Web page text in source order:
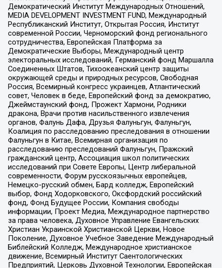
Демократический Институт Международных Отношений,
MEDIA DEVELOPMENT INVESTMENT FUND, Международный
Республиканский Институт, Открытая Россия, Институт
современной России, Черноморский фонд регионального
сотрудничества, Европейская Платформа за
Демократические Выборы, Международный центр
электоральных исследований, Германский фонд Маршалла
Соединенных Штатов, Тихоокеанский центр защиты
окружающей среды и природных ресурсов, Свободная
Россия, Всемирный конгресс украинцев, Атлантический
совет, Человек в беде, Европейский фонд за демократию,
Джеймстаунский фонд, Прожект Хармони, Родники
дракона, Врачи против насильственного извлечения
органов, Фалунь Дафа, Друзья Фалуньгун, Фалуньгун,
Коалиция по расследованию преследования в отношении
Фалуньгун в Китае, Всемирная организация по
расследованию преследований Фалуньгун, Пражский
гражданский центр, Ассоциация школ политических
исследований при Совете Европы, Центр либеральной
современности, Форум русскоязычных европейцев,
Немецко-русский обмен, Бард колледж, Европейский
выбор, Фонд Ходорковского, Оксфордский российский
фонд, Фонд Будущее России, Компания свободы
информации, Проект Медиа, Международное партнерство
за права человека, Духовное Управление Евангельских
Христиан Украинской Христианской Церкви, Новое
Поколение, Духовное Учебное Заведение Международный
Библейский Колледж, Международное христианское
движение, Всемирный Институт Саентологических
Предприятий, Церковь Духовной Технологии, Европейская